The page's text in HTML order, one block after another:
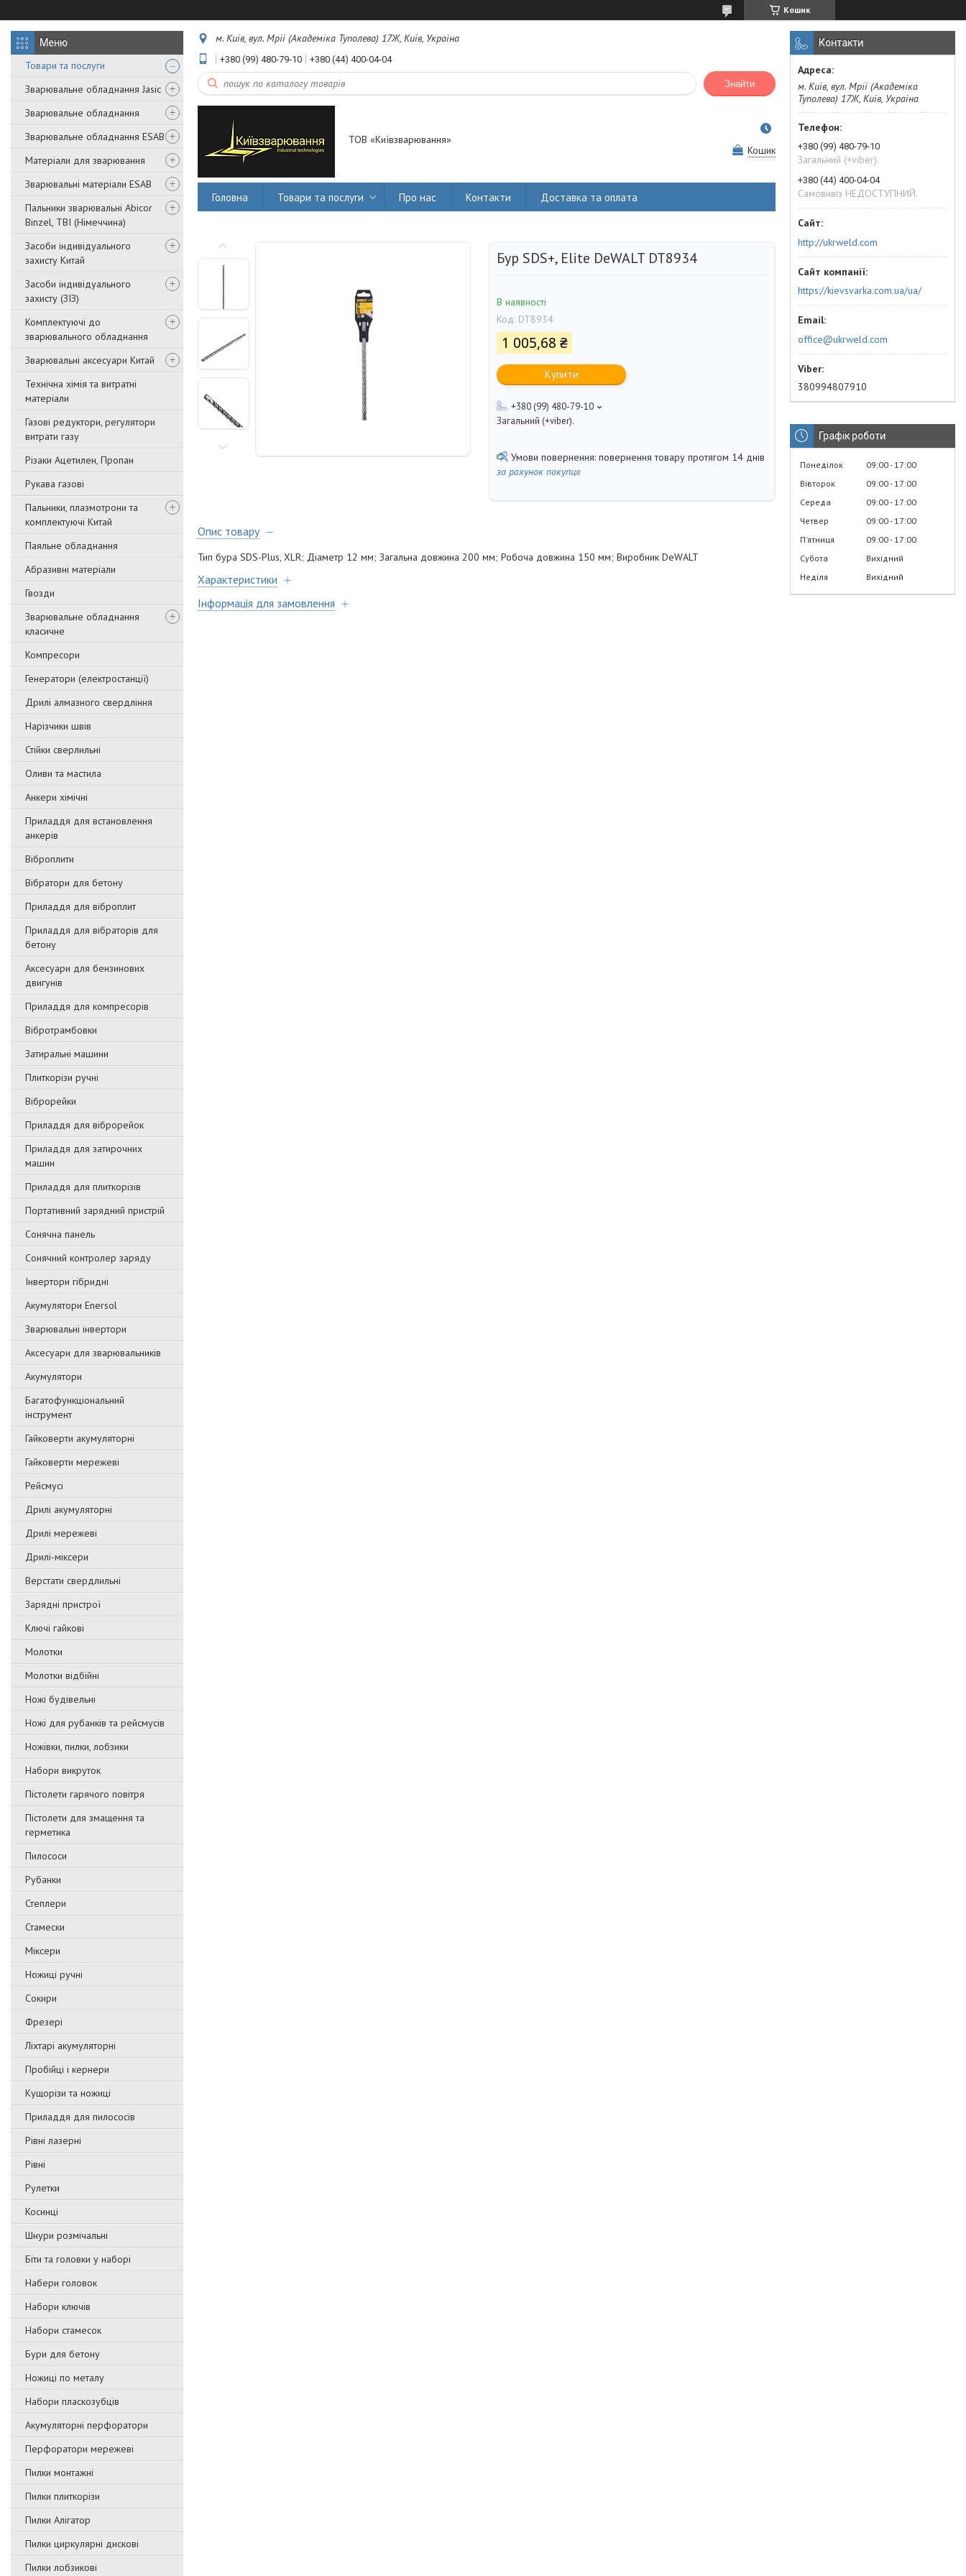
Кошик
Товари та послуги
Зварювальне обладнання Jasic
Зварювальне обладнання
Зварювальне обладнання ESAB
Матеріали для зварювання
Зварювальні матеріали ESAB
Пальники зварювальні Abicor
Binzel, TBI (Німеччина)
Засоби індивідуального
захисту Китай
Засоби індивідуального
захисту (ЗІЗ)
Комплектуючі до
зварювального обладнання
Зварювальні аксесуари Китай
Технічна хімія та витратні
матеріали
Газові редуктори, регулятори
витрати газу
Різаки Ацетилен, Пропан
Рукава газові
Пальники, плазмотрони та
комплектуючі Китай
Паяльне обладнання
Абразивні матеріали
Гвозди
Зварювальне обладнання
класичне
Компресори
Генератори (електростанції)
Дрилі алмазного свердління
Нарізчики швів
Стійки сверлильні
Оливи та мастила
Анкери хімічні
Приладдя для встановлення
анкерів
Віброплити
Вібратори для бетону
Приладдя для віброплит
Приладдя для вібраторів для
бетону
Аксесуари для бензинових
двигунів
Приладдя для компресорів
Вібротрамбовки
Затиральні машини
Плиткорізи ручні
Віброрейки
Приладдя для віброрейок
Приладдя для затирочниx
машин
Приладдя для плиткорізів
Портативний зарядний пристрій
Сонячна панель
Сонячний контролер заряду
Інвертори гібридні
Акумулятори Enersol
Зварювальні інвертори
Аксесуари для зварювальників
Акумулятори
Багатофункціональний
інструмент
Гайковерти акумуляторні
Гайковерти мережеві
Рейсмусі
Дрилі акумуляторні
Дрилі мережеві
Дрилі-міксери
Верстати свердлильні
Зарядні пристрої
Ключі гайкові
Молотки
Молотки відбійні
Ножі будівельні
Ножі для рубанків та рейсмусів
Ножівки, пилки, лобзики
Набори викруток
Пістолети гарячого повітря
Пістолети для змащення та
герметика
Пилососи
Рубанки
Степлери
Стамески
Міксери
Ножиці ручні
Сокири
Фрезері
Ліхтарі акумуляторні
Пробійці і кернери
Кущорізи та ножиці
Приладдя для пилососів
Рівні лазерні
Рівні
Рулетки
Косинці
Шнури розмічальні
Біти та головки у наборі
Набери головок
Набори ключів
Набори стамесок
Бури для бетону
Ножиці по металу
Набори пласкозубців
Акумуляторні перфоратори
Перфоратори мережеві
Пилки монтажні
Пилки плиткорізи
Пилки Алігатор
Пилки циркулярні дискові
Пилки лобзикові
м. Київ, вул. Мрії (Академіка Туполева) 17Ж, Київ, Україна
+380 (99) 480-79-10 +380 (44) 400-04-04
Знайти
ТОВ «Київзварювання»
Кошик
Головна Товари та послуги Про нас Контакти Доставка та оплата
Бур SDS+, Elite DeWALT DT8934
В наявності
Код: DT8934
1 005,68 ₴
Купити
+380 (99) 480-79-10
Загальний (+viber).
повернення товару протягом 14 днів
за рахунок покупця
Опис товару
Тип бура SDS-Plus, XLR; Діаметр 12 мм; Загальна довжина 200 мм; Робоча довжина 150 мм; Виробник DeWALT
Характеристики
Інформація для замовлення
Контакти
м. Київ, вул. Мрії (Академіка
Туполева) 17Ж, Київ, Україна
+380 (99) 480-79-10
Загальний (+viber).
+380 (44) 400-04-04
Самовивіз НЕДОСТУПНИЙ.
http://ukrweld.com
https://kievsvarka.com.ua/ua/
office@ukrweld.com
380994807910
Графік роботи
Понеділок 09:00 17:00
Вівторок
09:00 17:00
Середа
09:00 17:00
Четвер
09:00 17:00
Пʼятниця
09:00 17:00
Субота
Вихідний
Неділя
Вихідний